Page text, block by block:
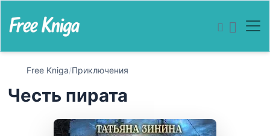
Free Kniga/Приключения
Честь пирата